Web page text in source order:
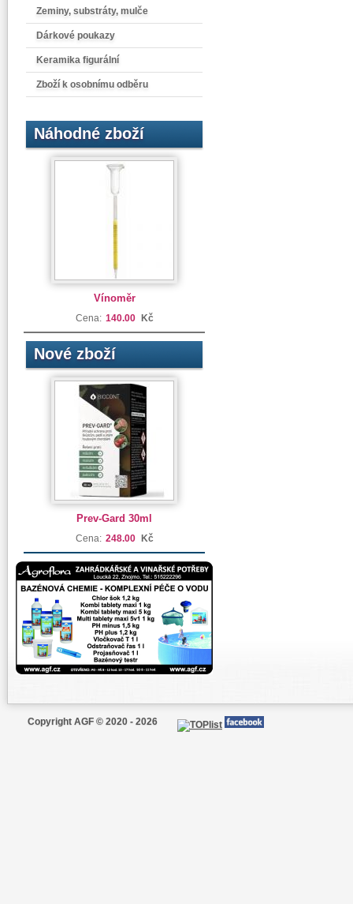
Zeminy, substráty, mulče
Dárkové poukazy
Keramika figurální
Zboží k osobnímu odběru
Náhodné zboží
Vínoměr
Cena: 140.00 Kč
Nové zboží
Prev-Gard 30ml
Cena: 248.00 Kč
Copyright AGF © 2020 - 2026